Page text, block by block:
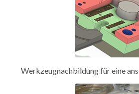
Werkzeugnachbildung für eine